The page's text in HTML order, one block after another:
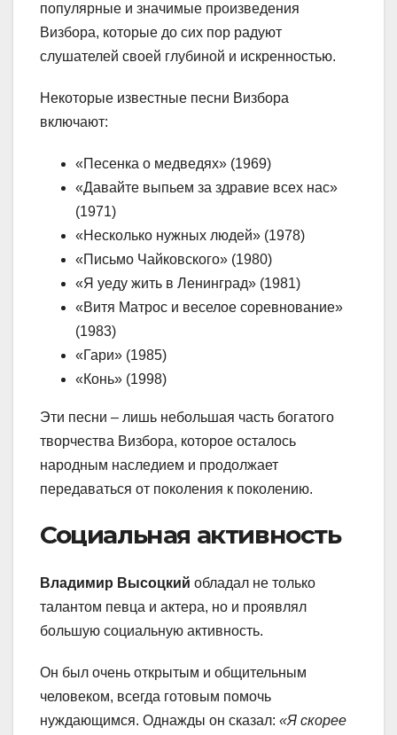
популярные и значимые произведения
Визбора, которые до сих пор радуют
слушателей своей глубиной и искренностью.
Некоторые известные песни Визбора
включают:
«Песенка о медведях» (1969)
«Давайте выпьем за здравие всех нас»
(1971)
«Несколько нужных людей» (1978)
«Письмо Чайковского» (1980)
«Я уеду жить в Ленинград» (1981)
«Витя Матрос и веселое соревнование»
(1983)
«Гари» (1985)
«Конь» (1998)
Эти песни – лишь небольшая часть богатого
творчества Визбора, которое осталось
народным наследием и продолжает
передаваться от поколения к поколению.
Социальная активность
Владимир Высоцкий обладал не только
талантом певца и актера, но и проявлял
большую социальную активность.
Он был очень открытым и общительным
человеком, всегда готовым помочь
нуждающимся. Однажды он сказал: «Я скорее